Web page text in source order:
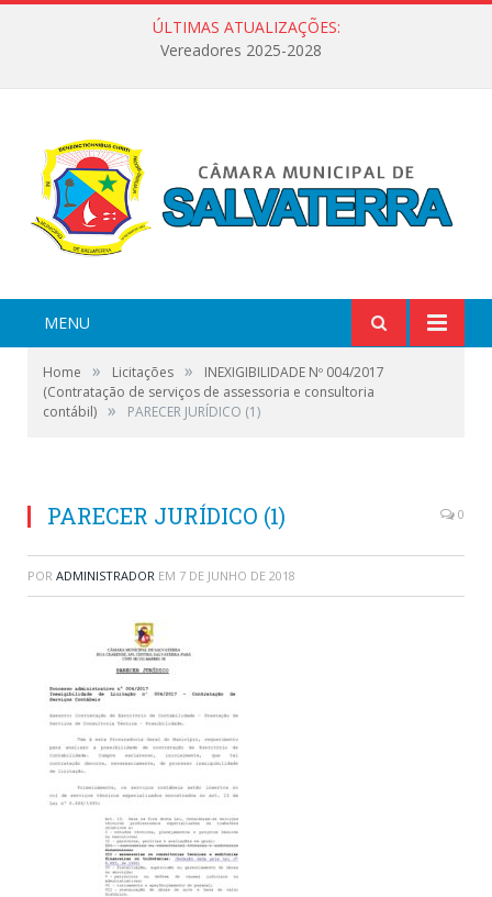
ÚLTIMAS ATUALIZAÇÕES:
Vereadores 2025-2028
MENU
Home » Licitações »
INEXIGIBILIDADE Nº 004/2017
(Contratação de serviços de assessoria e consultoria
contábil) » PARECER JURÍDICO (1)
PARECER JURÍDICO (1) 0
POR ADMINISTRADOR EM 7 DE JUNHO DE 2018